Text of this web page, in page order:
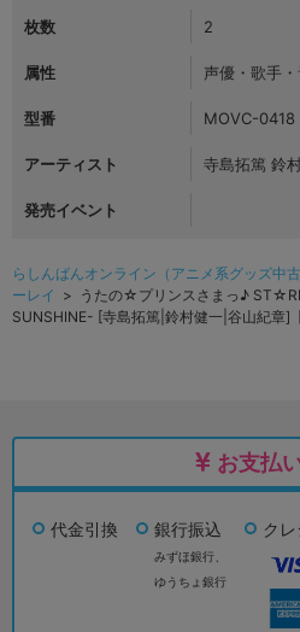
枚数 2
属性 声優・歌手
型番 MOVC-0418
アーティスト 寺島拓篤 鈴
発売イベント
らしんばんオンライン（アニメ系グッズ中
ーレイ > うたの☆プリンスさまっ♪
SUNSHINE- [寺島拓篤|鈴村健一|谷山紀章]
お支払
代金引換 銀行振込
みずほ銀行、
ゆうちょ銀行
ク